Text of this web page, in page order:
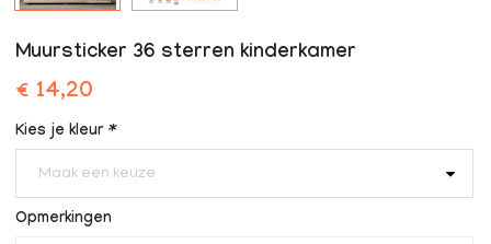
Muursticker 36 sterren kinderkamer
€ 14,20
Kies je kleur *
Maak een keuze
Opmerkingen